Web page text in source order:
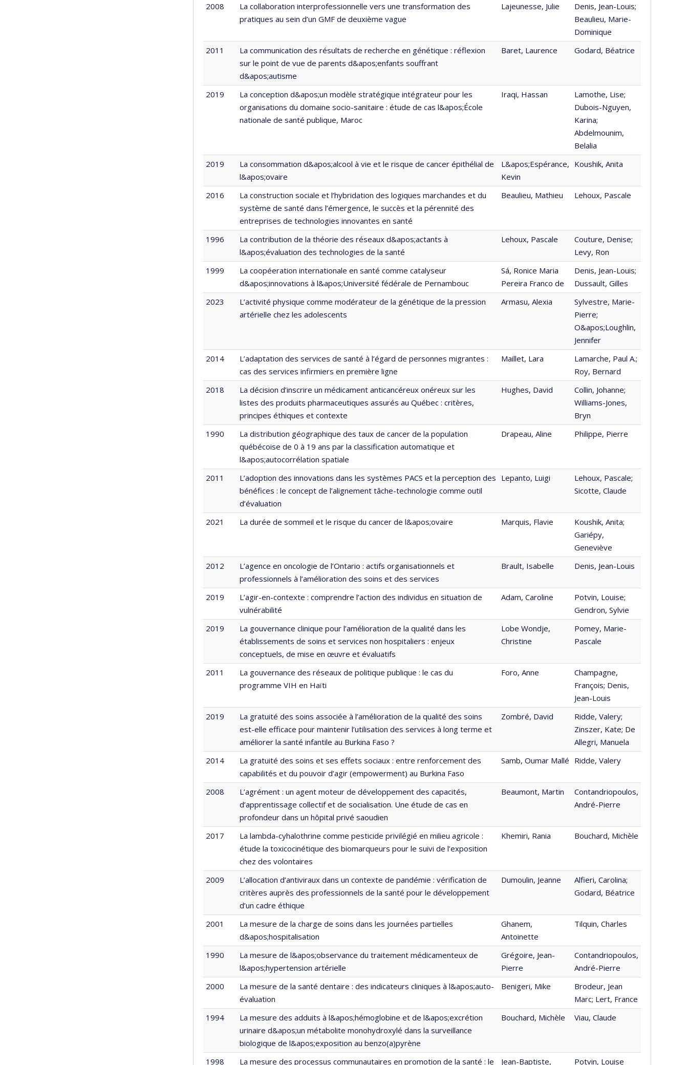
2008
La collaboration interprofessionnelle vers une transformation des
pratiques au sein d’un GMF de deuxième vague
Lajeunesse, Julie
Denis, Jean-Louis;
Beaulieu, Marie-
Dominique
2011
La communication des résultats de recherche en génétique : réflexion
sur le point de vue de parents d&apos;enfants souffrant
d&apos;autisme
Baret, Laurence Godard, Béatrice
2019
La conception d&apos;un modèle stratégique intégrateur pour les
organisations du domaine socio-sanitaire : étude de cas l&apos;École
nationale de santé publique, Maroc
Iraqi, Hassan
Lamothe, Lise;
Dubois-Nguyen,
Karina;
Abdelmounim,
Belalia
2019
La consommation d&apos;alcool à vie et le risque de cancer épithélial de
l&apos;ovaire
L&apos;Espérance,
Kevin
Koushik, Anita
2016
La construction sociale et l’hybridation des logiques marchandes et du
système de santé dans l’émergence, le succès et la pérennité des
entreprises de technologies innovantes en santé
Beaulieu, Mathieu Lehoux, Pascale
1996
La contribution de la théorie des réseaux d&apos;actants à
l&apos;évaluation des technologies de la santé
Lehoux, Pascale
Couture, Denise;
Levy, Ron
1999
La coopéeration internationale en santé comme catalyseur
d&apos;innovations à l&apos;Université fédérale de Pernambouc
Sá, Ronice Maria
Pereira Franco de
Denis, Jean-Louis;
Dussault, Gilles
2023
L’activité physique comme modérateur de la génétique de la pression
artérielle chez les adolescents
Armasu, Alexia
Sylvestre, Marie-
Pierre;
O&apos;Loughlin,
Jennifer
2014
L’adaptation des services de santé à l’égard de personnes migrantes :
cas des services infirmiers en première ligne
Maillet, Lara
Lamarche, Paul A.;
Roy, Bernard
2018
La décision d’inscrire un médicament anticancéreux onéreux sur les
listes des produits pharmaceutiques assurés au Québec : critères,
principes éthiques et contexte
Hughes, David
Collin, Johanne;
Williams-Jones,
Bryn
1990
La distribution géographique des taux de cancer de la population
québécoise de 0 à 19 ans par la classification automatique et
l&apos;autocorrélation spatiale
Drapeau, Aline Philippe, Pierre
2011
L’adoption des innovations dans les systèmes PACS et la perception des
bénéfices : le concept de l’alignement tâche-technologie comme outil
d’évaluation
Lepanto, Luigi
Lehoux, Pascale;
Sicotte, Claude
2021 La durée de sommeil et le risque du cancer de l&apos;ovaire Marquis, Flavie
Koushik, Anita;
Gariépy,
Geneviève
2012
L’agence en oncologie de l’Ontario : actifs organisationnels et
professionnels à l’amélioration des soins et des services
Brault, Isabelle Denis, Jean-Louis
2019
L’agir-en-contexte : comprendre l’action des individus en situation de
vulnérabilité
Adam, Caroline
Potvin, Louise;
Gendron, Sylvie
2019
La gouvernance clinique pour l’amélioration de la qualité dans les
établissements de soins et services non hospitaliers : enjeux
conceptuels, de mise en œuvre et évaluatifs
Lobe Wondje,
Christine
Pomey, Marie-
Pascale
2011
La gouvernance des réseaux de politique publique : le cas du
programme VIH en Haïti
Foro, Anne
Champagne,
François; Denis,
Jean-Louis
2019
La gratuité des soins associée à l’amélioration de la qualité des soins
est-elle efficace pour maintenir l’utilisation des services à long terme et
améliorer la santé infantile au Burkina Faso ?
Zombré, David
Ridde, Valery;
Zinszer, Kate; De
Allegri, Manuela
2014
La gratuité des soins et ses effets sociaux : entre renforcement des
capabilités et du pouvoir d’agir (empowerment) au Burkina Faso
Samb, Oumar Mallé Ridde, Valery
2008
L’agrément : un agent moteur de développement des capacités,
d’apprentissage collectif et de socialisation. Une étude de cas en
profondeur dans un hôpital privé saoudien
Beaumont, Martin
Contandriopoulos,
André-Pierre
2017
La lambda-cyhalothrine comme pesticide privilégié en milieu agricole :
étude la toxicocinétique des biomarqueurs pour le suivi de l’exposition
chez des volontaires
Khemiri, Rania Bouchard, Michèle
2009
L’allocation d’antiviraux dans un contexte de pandémie : vérification de
critères auprès des professionnels de la santé pour le développement
d’un cadre éthique
Dumoulin, Jeanne
Alfieri, Carolina;
Godard, Béatrice
2001
La mesure de la charge de soins dans les journées partielles
d&apos;hospitalisation
Ghanem,
Antoinette
Tilquin, Charles
1990
La mesure de l&apos;observance du traitement médicamenteux de
l&apos;hypertension artérielle
Grégoire, Jean-
Pierre
Contandriopoulos,
André-Pierre
2000
La mesure de la santé dentaire : des indicateurs cliniques à l&apos;auto-
évaluation
Benigeri, Mike
Brodeur, Jean
Marc; Lert, France
1994
La mesure des adduits à l&apos;hémoglobine et de l&apos;excrétion
urinaire d&apos;un métabolite monohydroxylé dans la surveillance
biologique de l&apos;exposition au benzo(a)pyrène
Bouchard, Michèle Viau, Claude
1998 La mesure des processus communautaires en promotion de la santé : le Jean-Baptiste, Potvin, Louise